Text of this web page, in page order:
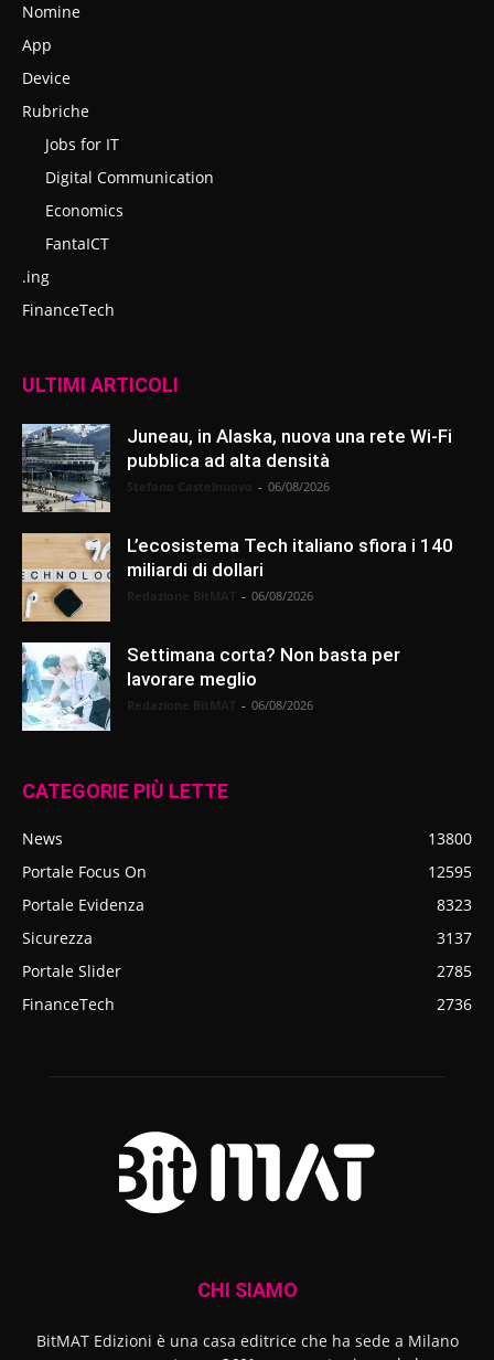
Nomine
App
Device
Rubriche
Jobs for IT
Digital Communication
Economics
FantaICT
.ing
FinanceTech
ULTIMI ARTICOLI
Juneau, in Alaska, nuova una rete Wi-Fi
pubblica ad alta densità
- 06/08/2026
L’ecosistema Tech italiano sfiora i 140
miliardi di dollari
- 06/08/2026
Settimana corta? Non basta per
lavorare meglio
- 06/08/2026
CATEGORIE PIÙ LETTE
News
13800
Portale Focus On
12595
Portale Evidenza
8323
Sicurezza
3137
Portale Slider
2785
FinanceTech
2736
CHI SIAMO
BitMAT Edizioni è una casa editrice che ha sede a Milano